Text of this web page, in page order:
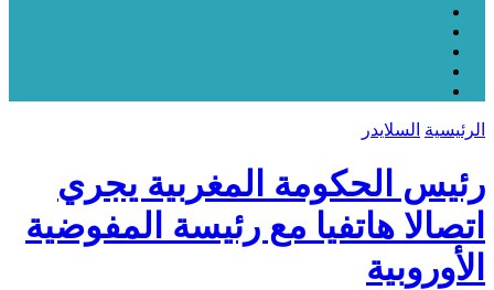
الرئيسية السلايدر
رئيس الحكومة المغربية يجري
اتصالا هاتفيا مع رئيسة المفوضية
الأوروبية